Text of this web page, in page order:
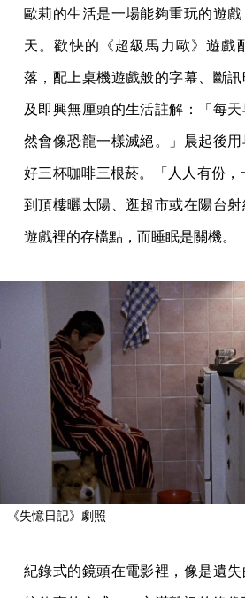
歐莉的生活是一場能夠重玩的遊
天。歡快的《超級馬力歐》遊戲
落，配上桌機遊戲般的字幕、斷
及即興無厘頭的生活註解：「每
然會像恐龍一樣滅絕。」晨起後
好三杯咖啡三根菸。「人人有份，
到頂樓曬太陽、逛超市或在陽台
遊戲裡的存檔點，而睡眠是關機。
《失憶日記》劇照
紀錄式的鏡頭在電影裡，像是遺